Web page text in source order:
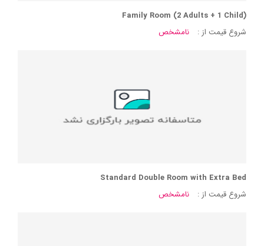
Family Room (2 Adults + 1 Child)
شروع قیمت از :
نامشخص
Standard Double Room with Extra Bed
شروع قیمت از :
نامشخص